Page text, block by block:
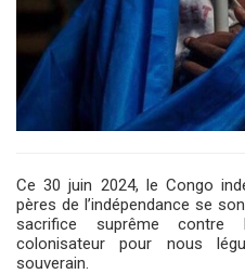
Ce 30 juin 2024, le Congo
pères de l’indépendance se
sacrifice suprême contre
colonisateur pour nous
souverain.